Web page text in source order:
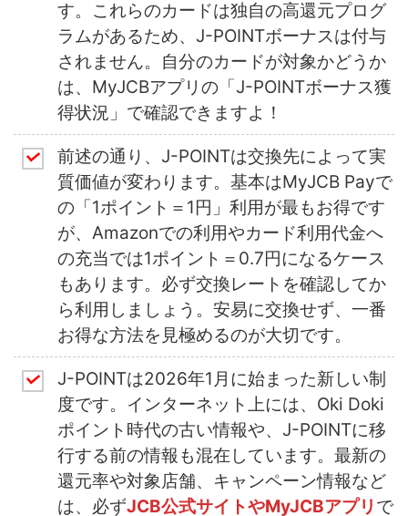
す。これらのカードは独自の高還元プログ
ラムがあるため、J-POINTボーナスは付与
されません。自分のカードが対象かどうか
は、MyJCBアプリの「J-POINTボーナス獲
得状況」で確認できますよ！
前述の通り、J-POINTは交換先によって実
質価値が変わります。基本はMyJCB Payで
の「1ポイント＝1円」利用が最もお得です
が、Amazonでの利用やカード利用代金へ
の充当では1ポイント＝0.7円になるケース
もあります。必ず交換レートを確認してか
ら利用しましょう。安易に交換せず、一番
お得な方法を見極めるのが大切です。
J-POINTは2026年1月に始まった新しい制
度です。インターネット上には、Oki Doki
ポイント時代の古い情報や、J-POINTに移
行する前の情報も混在しています。最新の
還元率や対象店舗、キャンペーン情報など
は、必ずJCB公式サイトやMyJCBアプリ で